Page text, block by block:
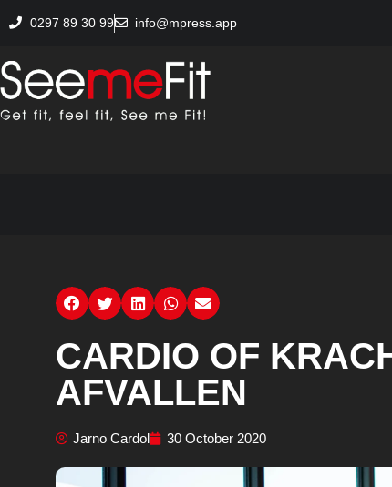
0297 89 30 99 info@mpress.app
CARDIO OF
AFVALLEN
Jarno Cardol 30 October 2020